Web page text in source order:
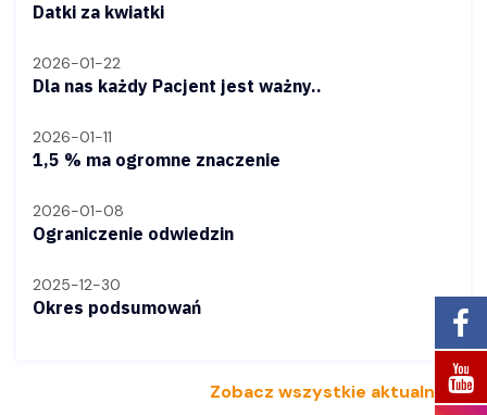
Datki za kwiatki
2026-01-22
Dla nas każdy Pacjent jest ważny..
2026-01-11
1,5 % ma ogromne znaczenie
2026-01-08
Ograniczenie odwiedzin
2025-12-30
Okres podsumowań
Zobacz wszystkie aktualności